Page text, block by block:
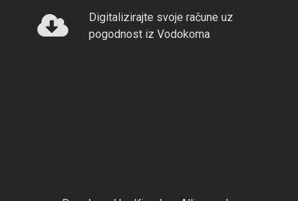
Digitalizirajte svoje račune uz
pogodnost iz Vodokoma